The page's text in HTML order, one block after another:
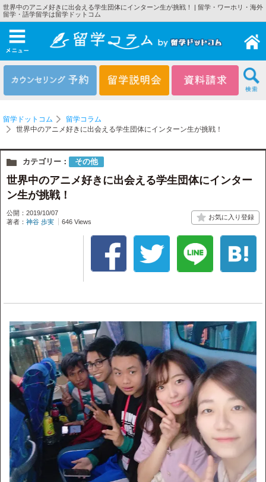
世界中のアニメ好きに出会える学生団体にインターン生が挑戦！ | 留学・ワーホリ・海外
留学・語学留学は留学ドットコム
メニュー
留学ドットコム
留学コラム
世界中のアニメ好きに出会える学生団体にインターン生が挑戦！
カテゴリー： その他
世界中のアニメ好きに出会える学生団体にインター
ン生が挑戦！
公開：2019/10/07
著者： 神谷 歩実 646 Views